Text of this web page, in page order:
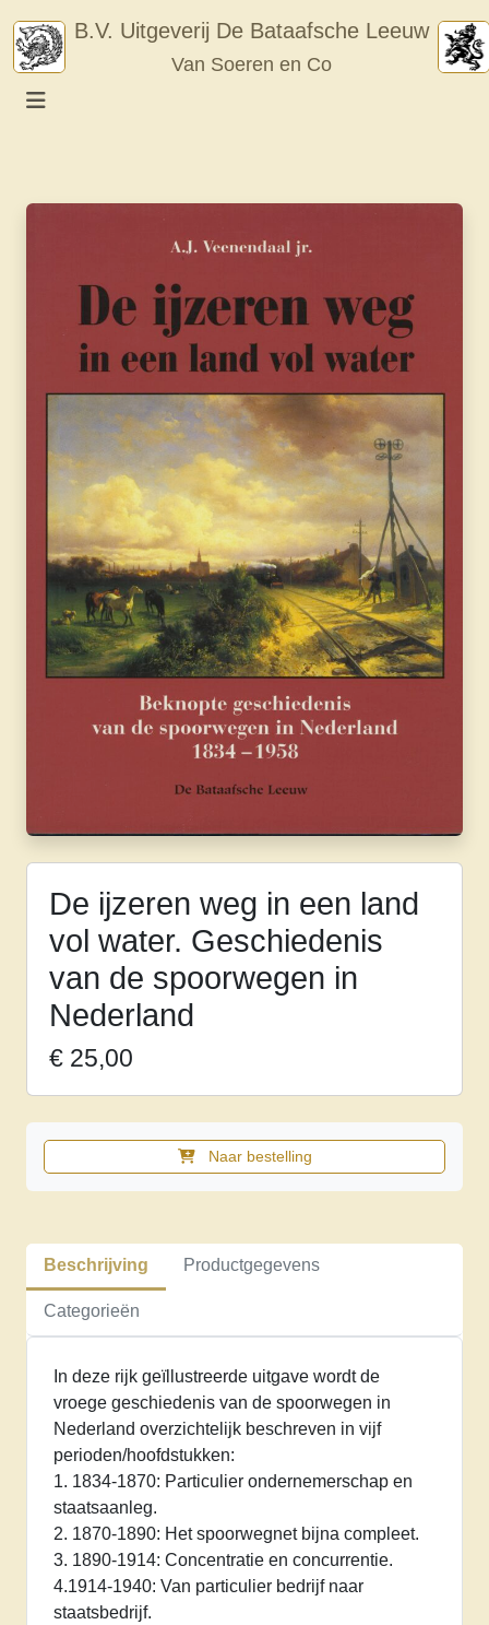
content
B.V. Uitgeverij De Bataafsche Leeuw
Van Soeren en Co
De ijzeren weg in een land
vol water. Geschiedenis
van de spoorwegen in
Nederland
€ 25,00
De
ijzeren
in
een
Geschiedenis
van
de
spoorwegen
in
Nederland
aantal
Naar bestelling
Beschrijving Productgegevens
Categorieën
In deze rijk geïllustreerde uitgave wordt de
vroege geschiedenis van de spoorwegen in
Nederland overzichtelijk beschreven in vijf
perioden/hoofdstukken:
1. 1834-1870: Particulier ondernemerschap en
staatsaanleg.
2. 1870-1890: Het spoorwegnet bijna compleet.
3. 1890-1914: Concentratie en concurrentie.
4.1914-1940: Van particulier bedrijf naar
staatsbedrijf.